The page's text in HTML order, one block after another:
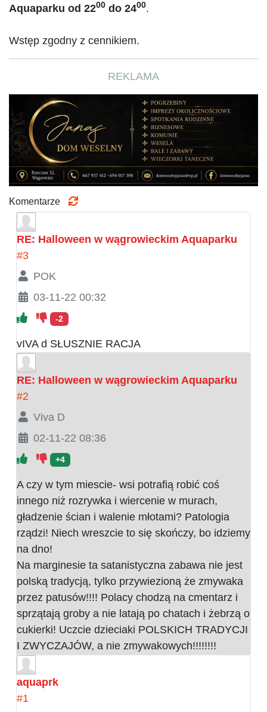
Aquaparku od 2200 do 2400.
Wstęp zgodny z cennikiem.
REKLAMA
Komentarze
RE: Halloween w wągrowieckim Aquaparku
#3
POK
03-11-22 00:32
-2
vIVA d SŁUSZNIE RACJA
RE: Halloween w wągrowieckim Aquaparku
#2
Viva D
02-11-22 08:36
+4
A czy w tym miescie- wsi potrafią robić coś
innego niż rozrywka i wiercenie w murach,
gładzenie ścian i walenie młotami? Patologia
rządzi! Niech wreszcie to się skończy, bo idziemy
na dno!
Na marginesie ta satanistyczna zabawa nie jest
polską tradycją, tylko przywiezioną że zmywaka
przez patusów!!!! Polacy chodzą na cmentarz i
sprzątają groby a nie latają po chatach i żebrzą o
cukierki! Uczcie dzieciaki POLSKICH TRADYCJI
I ZWYCZAJÓW, a nie zmywakowych!!!!!!!!
aquaprk
#1